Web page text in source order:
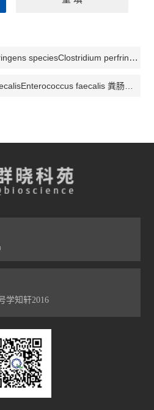
perfringens species 产气荚膜梭菌属检测试剂盒
faecalis 粪肠球菌检测试剂盒
学知轩2016